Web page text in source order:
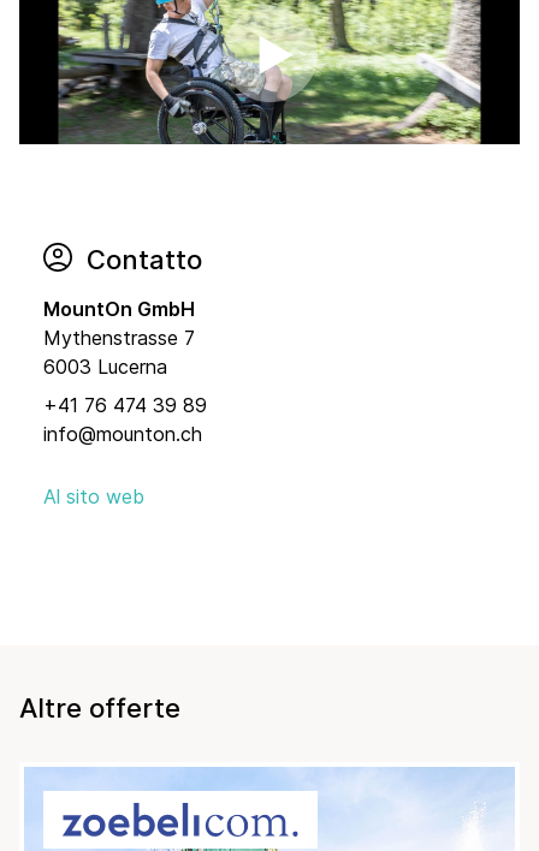
Contatto
MountOn GmbH
Mythenstrasse 7
6003 Lucerna
+41 76 474 39 89
info@mounton.ch
Al sito web
Altre offerte